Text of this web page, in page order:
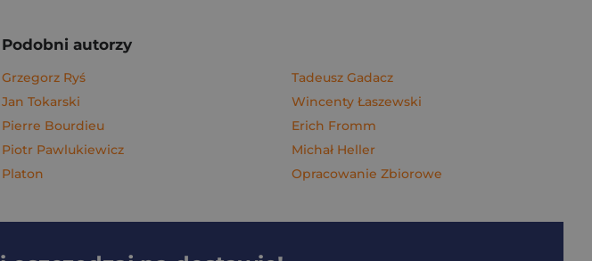
Podobni autorzy
Grzegorz Ryś
Jan Tokarski
Pierre Bourdieu
Piotr Pawlukiewicz
Platon
Tadeusz Gadacz
Wincenty Łaszewski
Erich Fromm
Michał Heller
Opracowanie Zbiorowe